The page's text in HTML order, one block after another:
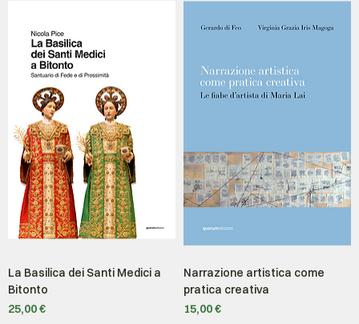
La Basilica dei Santi Medici a
Bitonto
Prezzo
25,00 €
Narrazione artistica come
pratica creativa
Prezzo
15,00 €